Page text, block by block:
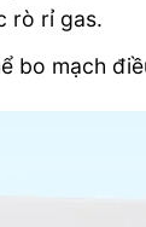
rò rỉ gas.
bo mạch